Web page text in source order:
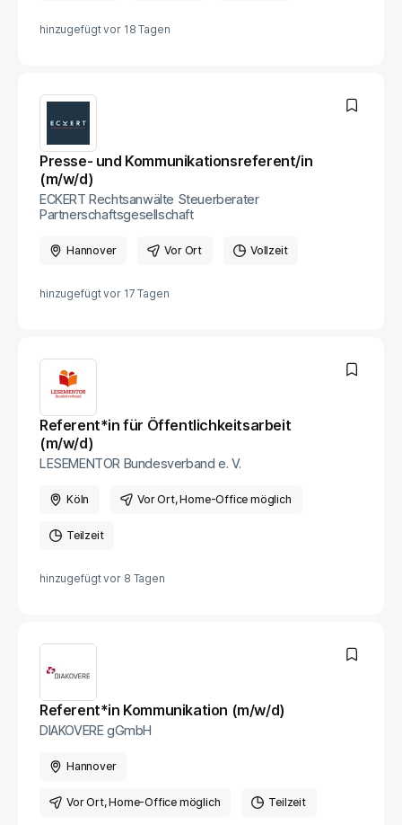
hinzugefügt vor 18 Tagen
Presse- und Kommunikationsreferent/in
(m/w/d)
ECKERT Rechtsanwälte Steuerberater
Partnerschaftsgesellschaft
Hannover Vor Ort Vollzeit
hinzugefügt vor 17 Tagen
Referent*in für Öffentlichkeitsarbeit
(m/w/d)
LESEMENTOR Bundesverband e. V.
Köln Vor Ort, Home-Office möglich
Teilzeit
hinzugefügt vor 8 Tagen
Referent*in Kommunikation (m/w/d)
DIAKOVERE gGmbH
Hannover
Vor Ort, Home-Office möglich Teilzeit